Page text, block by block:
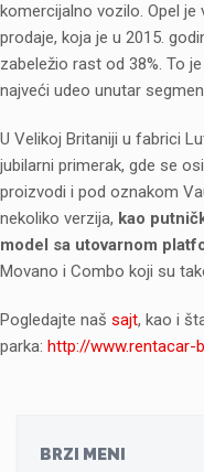
komercijalno vozilo. Opel je
prodaje, koja je u 2015.
zabeležio rast od 38%. To
najveći udeo unutar
U Velikoj Britaniji u fabrici
jubilarni primerak, gde se
proizvodi i pod oznakom
nekoliko verzija, kao
model sa utovarnom
Movano i Combo koji su
Pogledajte naš sajt, kao i
parka: http://
BRZI MENI